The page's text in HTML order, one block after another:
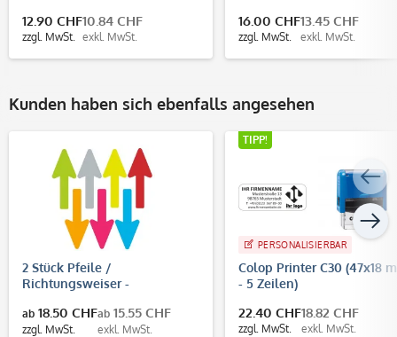
12.90 CHF
zzgl. MwSt.
10.84 CHF
exkl. MwSt.
16.00 CHF
zzgl. MwSt.
13.45 CHF
exkl. MwSt.
Kunden haben sich ebenfalls angesehen
2 Stück Pfeile /
Richtungsweiser -
(Pfeilgröße 400x160 mm)
ab 18.50 CHF
zzgl. MwSt.
ab 15.55 CHF
exkl. MwSt.
TIPP!
PERSONALISIERBAR
Colop Printer C30 (47x18
- 5 Zeilen)
22.40 CHF
zzgl. MwSt.
18.82 CHF
exkl. MwSt.